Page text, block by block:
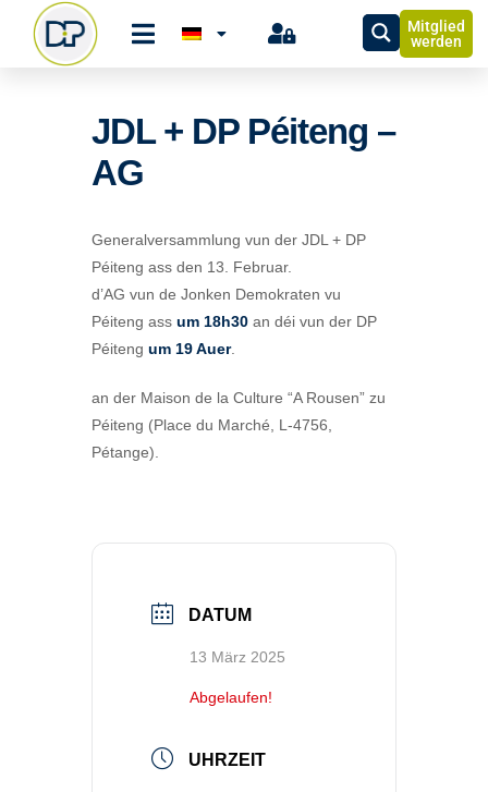
Mitglied
werden
JDL + DP Péiteng –
AG
Generalversammlung vun der JDL + DP
Péiteng ass den 13. Februar.
d’AG vun de Jonken Demokraten vu
Péiteng ass um 18h30 an déi vun der DP
Péiteng um 19 Auer.
an der Maison de la Culture “A Rousen” zu
Péiteng (Place du Marché, L-4756,
Pétange).
DATUM
13 März 2025
Abgelaufen!
UHRZEIT